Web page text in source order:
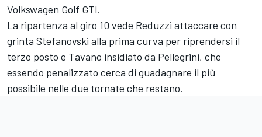
Volkswagen Golf GTI.
La ripartenza al giro 10 vede Reduzzi attaccare con
grinta Stefanovski alla prima curva per riprendersi il
terzo posto e Tavano insidiato da Pellegrini, che
essendo penalizzato cerca di guadagnare il più
possibile nelle due tornate che restano.